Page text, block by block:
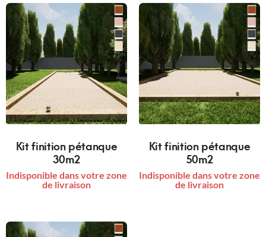
Kit finition pétanque
30m2
Indisponible dans votre zone
de livraison
Kit finition pétanque
50m2
Indisponible dans votre zone
de livraison